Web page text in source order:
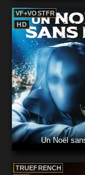
HD
VF+VOSTFR
Un Noël
TRUEFRENCH